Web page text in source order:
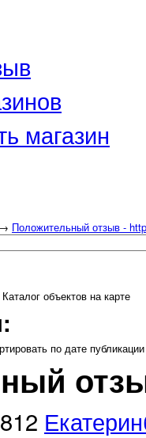
магазин
→ Положительный отзыв -
Каталог объектов на карте
по дате публикации